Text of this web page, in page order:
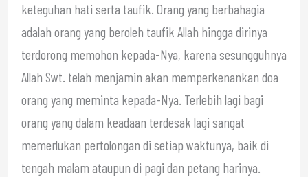
keteguhan hati serta taufik. Orang yang berbahagia
adalah orang yang beroleh taufik Allah hingga dirinya
terdorong memohon kepada-Nya, karena sesungguhnya
Allah Swt. telah menjamin akan memperkenankan doa
orang yang meminta kepada-Nya. Terlebih lagi bagi
orang yang dalam keadaan terdesak lagi sangat
memerlukan pertolongan di setiap waktunya, baik di
tengah malam ataupun di pagi dan petang harinya.